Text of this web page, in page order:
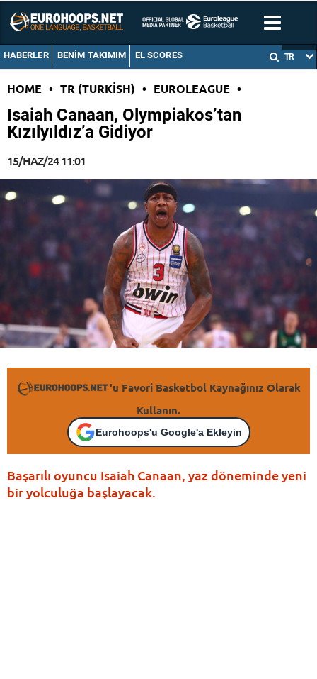
HABERLER BENIM TAKIMIM EL SCORES TR
HOME • TR (TURKISH) • EUROLEAGUE •
Isaiah Canaan, Olympiakos’tan
Kızılyıldız’a Gidiyor
15/HAZ/24 11:01
'u Favori Basketbol Kaynağınız Olarak
Kullanın.
Eurohoops'u Google'a Ekleyin
Başarılı oyuncu Isaiah Canaan, yaz döneminde yeni
bir yolculuğa başlayacak.